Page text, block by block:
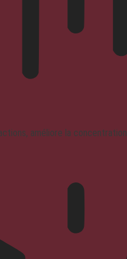
améliore la concentration